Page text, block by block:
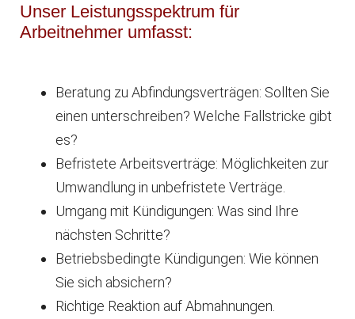
Unser Leistungsspektrum für
Arbeitnehmer umfasst:
Beratung zu Abfindungsverträgen: Sollten Sie
einen unterschreiben? Welche Fallstricke gibt
es?
Befristete Arbeitsverträge: Möglichkeiten zur
Umwandlung in unbefristete Verträge.
Umgang mit Kündigungen: Was sind Ihre
nächsten Schritte?
Betriebsbedingte Kündigungen: Wie können
Sie sich absichern?
Richtige Reaktion auf Abmahnungen.